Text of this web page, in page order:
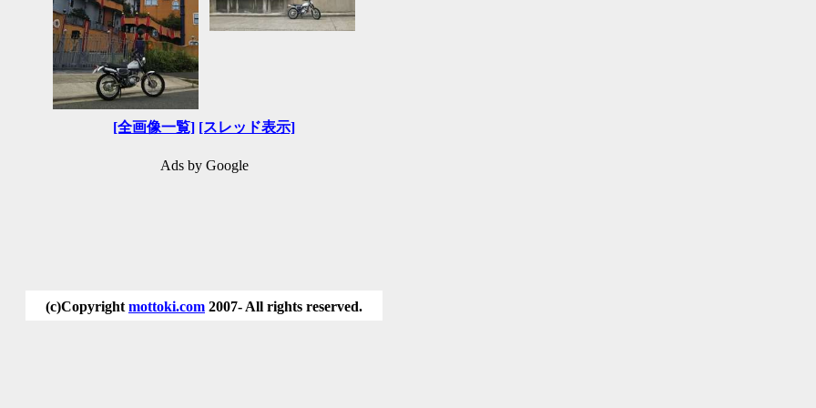
[全画像一覧] [スレッド表示]
Ads by Google
(c)Copyright mottoki.com 2007- All rights reserved.